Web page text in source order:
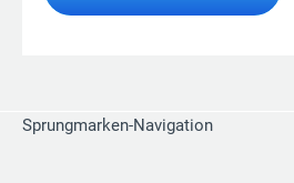
Sprungmarken-Navigation